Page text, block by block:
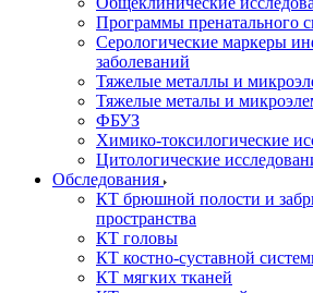
Программы пренатального
Серологические маркеры
заболеваний
Тяжелые металлы и
Тяжелые металы и
ФБУЗ
Химико-токсилогические
Цитологические
Обследования
КТ брюшной полости и
пространства
КТ головы
КТ костно-суставной
КТ мягких тканей